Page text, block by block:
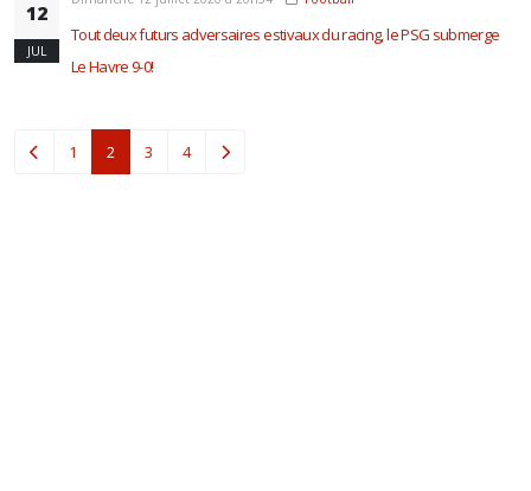
12
JUL
Tout deux futurs adversaires estivaux du racing, le PSG submerge
Le Havre 9-0!
1 2 (current)
3 4